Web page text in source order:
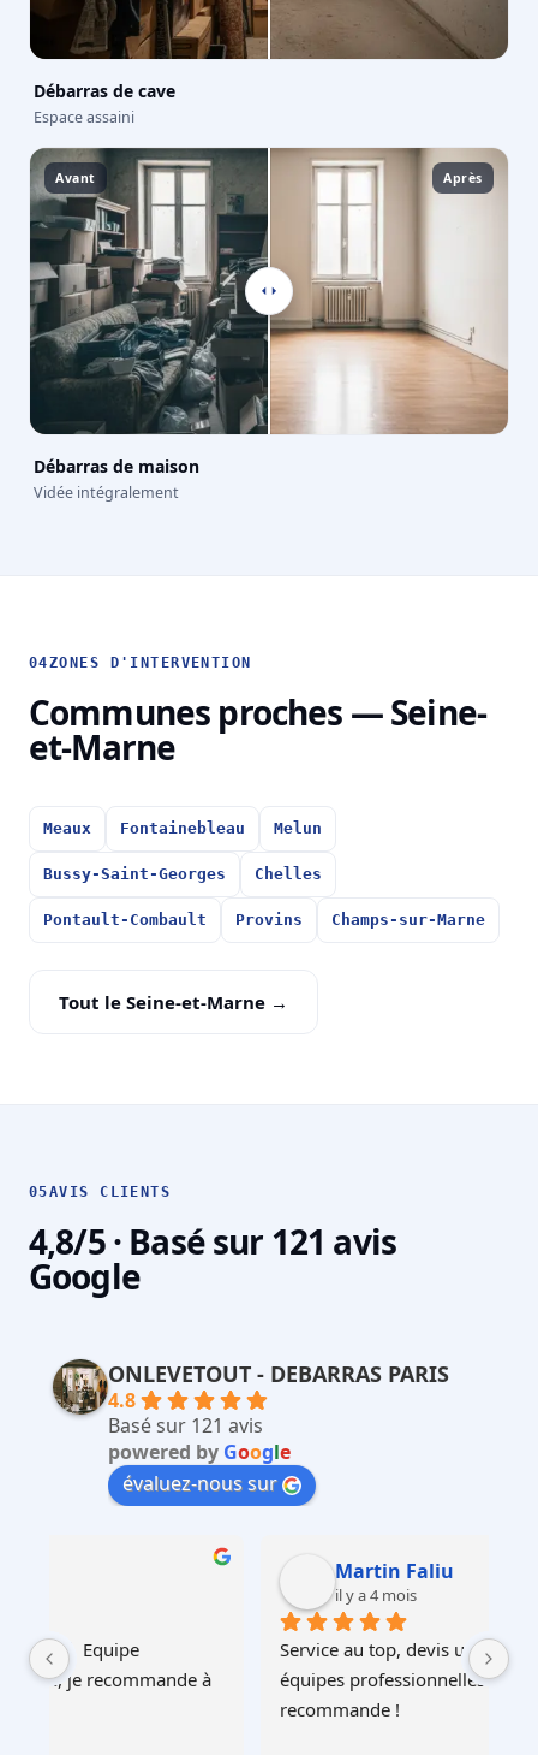
Débarras de cave
Espace assaini
Avant Après
Débarras de maison
Vidée intégralement
04ZONES D'INTERVENTION
Communes proches — Seine-
et-Marne
Meaux Fontainebleau Melun
Bussy-Saint-Georges Chelles
Pontault-Combault Provins Champs-sur-Marne
Tout le Seine-et-Marne →
05AVIS CLIENTS
4,8/5 · Basé sur 121 avis
Google
ONLEVETOUT - DEBARRAS PARIS
4.8
Basé sur 121 avis
powered by Google
évaluez-nous sur
Martin Faliu
Service au top, devis ultra rapide et cohérent,
équipes professionnelles et soignéesJe